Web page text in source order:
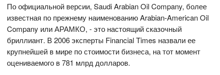
По официальной версии, Saudi Arabian Oil Company, более
известная по прежнему наименованию Arabian-American Oil
Company или АРАМКО, - это настоящий сказочный
бриллиант. В 2006 эксперты Financial Times назвали ее
крупнейшей в мире по стоимости бизнеса, на тот момент
оцениваемого в 781 млрд долларов.